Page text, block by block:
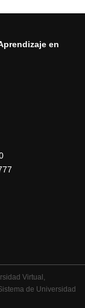
en
Virtual,
de Universidad